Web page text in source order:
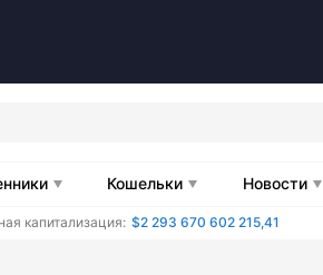
Кошельки Новости
капитализация: $2 293 670 602 215,41